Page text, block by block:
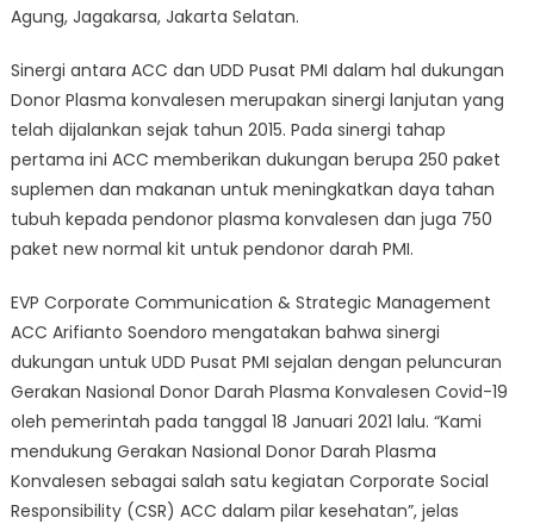
Agung, Jagakarsa, Jakarta Selatan.
Sinergi antara ACC dan UDD Pusat PMI dalam hal dukungan
Donor Plasma konvalesen merupakan sinergi lanjutan yang
telah dijalankan sejak tahun 2015. Pada sinergi tahap
pertama ini ACC memberikan dukungan berupa 250 paket
suplemen dan makanan untuk meningkatkan daya tahan
tubuh kepada pendonor plasma konvalesen dan juga 750
paket new normal kit untuk pendonor darah PMI.
EVP Corporate Communication & Strategic Management
ACC Arifianto Soendoro mengatakan bahwa sinergi
dukungan untuk UDD Pusat PMI sejalan dengan peluncuran
Gerakan Nasional Donor Darah Plasma Konvalesen Covid-19
oleh pemerintah pada tanggal 18 Januari 2021 lalu. “Kami
mendukung Gerakan Nasional Donor Darah Plasma
Konvalesen sebagai salah satu kegiatan Corporate Social
Responsibility (CSR) ACC dalam pilar kesehatan”, jelas